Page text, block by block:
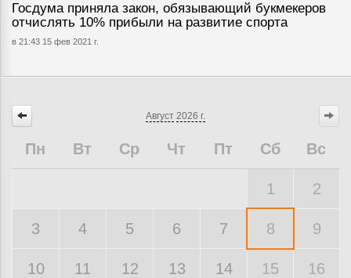
Госдума приняла закон, обязывающий букмекеров
отчислять 10% прибыли на развитие спорта
в 21:43 15 фев 2021 г.
Август 2026 г.
Пн Вт Ср Чт Пт Сб Вс
1 2
3 4 5 6 7 8 9
10 11 12 13 14 15 16